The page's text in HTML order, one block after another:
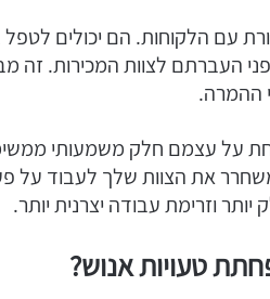
עם הלקוחות. הם יכולים
לפני העברתם לצוות המכירות.
ההמרה.
וזרימת עבודה יצרנית יותר.
טעויות אנוש?